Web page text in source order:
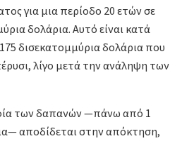
για μια περίοδο 20 ετών σε
δολάρια. Αυτό είναι κατά
δισεκατομμύρια δολάρια που
λίγο μετά την ανάληψη των
των δαπανών —πάνω από 1
αποδίδεται στην απόκτηση,